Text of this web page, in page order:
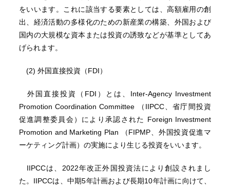
をいいます。これに該当する要素としては、高額雇用の創
出、経済活動の多様化のための新産業の構築、外国および
国内の大規模な資本または投資の誘致などが基準としてあ
げられます。
(2) 外国直接投資（FDI）
外国直接投資（FDI）とは、Inter-Agency Investment
Promotion Coordination Committee （IIPCC、省庁間投資
促進調整委員会）により承認された Foreign Investment
Promotion and Marketing Plan （FIPMP、外国投資促進マ
ーケティング計画）の実施により生じる投資をいいます。
IIPCCは、2022年改正外国投資法により創設されまし
た。IIPCCは、中期5年計画および長期10年計画に向けて、